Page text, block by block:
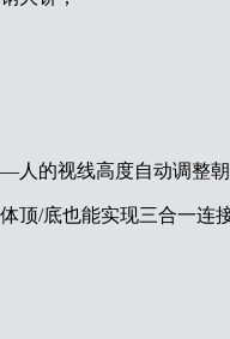
的视线高度自动调整朝
/底也能实现三合一连